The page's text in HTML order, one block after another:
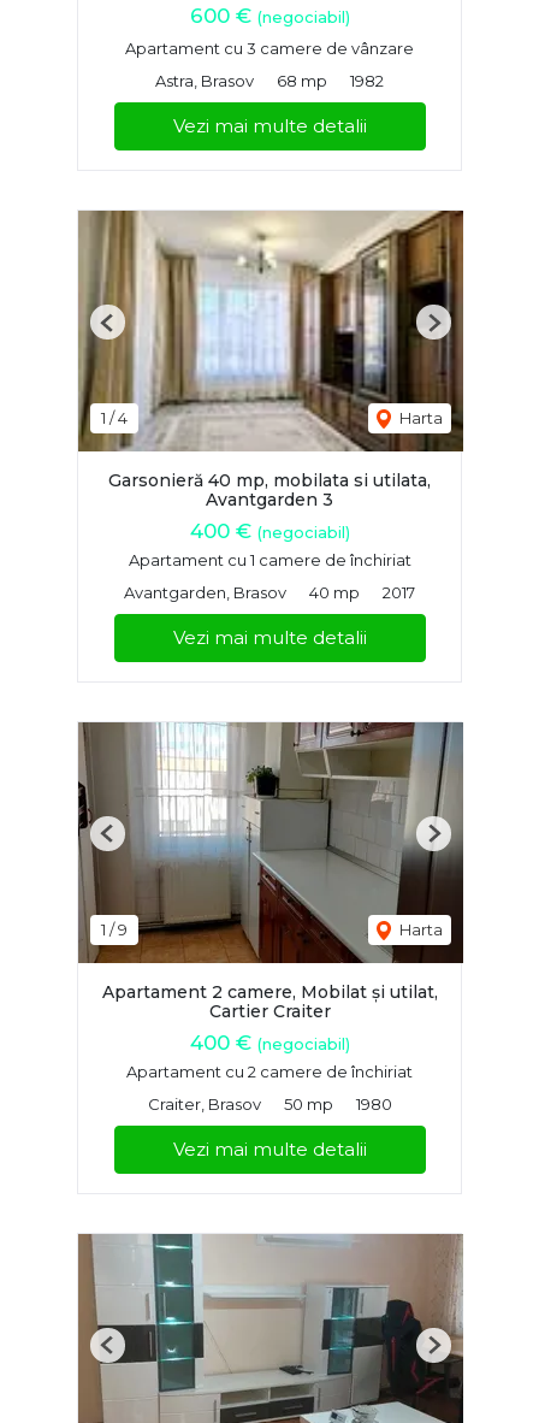
600 € (negociabil)
Apartament cu 3 camere de vânzare
Astra, Brasov
68 mp 1982
Vezi mai multe detalii
1 /4 Harta
Previous Next
Garsonieră 40 mp, mobilata si utilata,
Avantgarden 3
400 € (negociabil)
Apartament cu 1 camere de închiriat
Avantgarden, Brasov
40 mp 2017
Vezi mai multe detalii
1 /9 Harta
Previous Next
Apartament 2 camere, Mobilat și utilat,
Cartier Craiter
400 € (negociabil)
Apartament cu 2 camere de închiriat
Craiter, Brasov
50 mp 1980
Vezi mai multe detalii
Previous Next